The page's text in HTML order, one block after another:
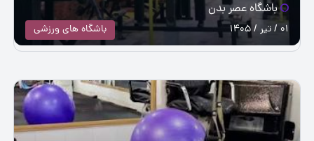
باشگاه عصر بدن
باشگاه های ورزشی 01 / تیر / 1405